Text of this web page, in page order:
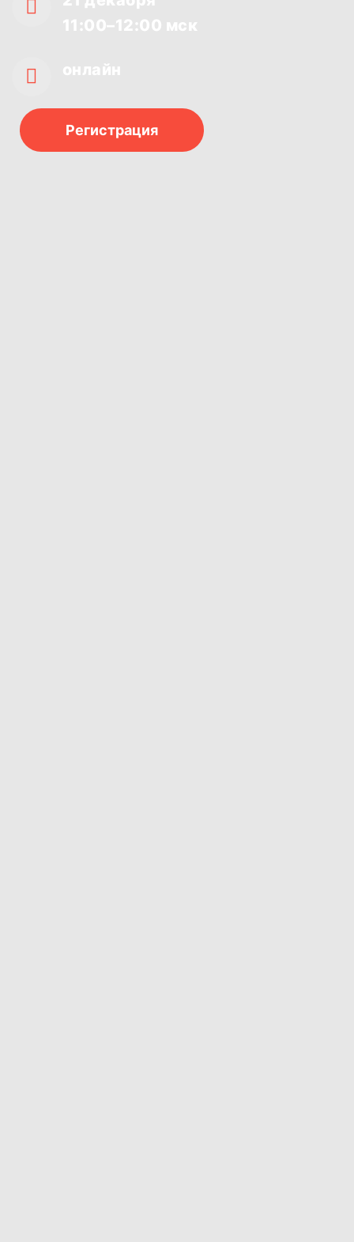
11:00–12:00 мск
онлайн
Регистрация